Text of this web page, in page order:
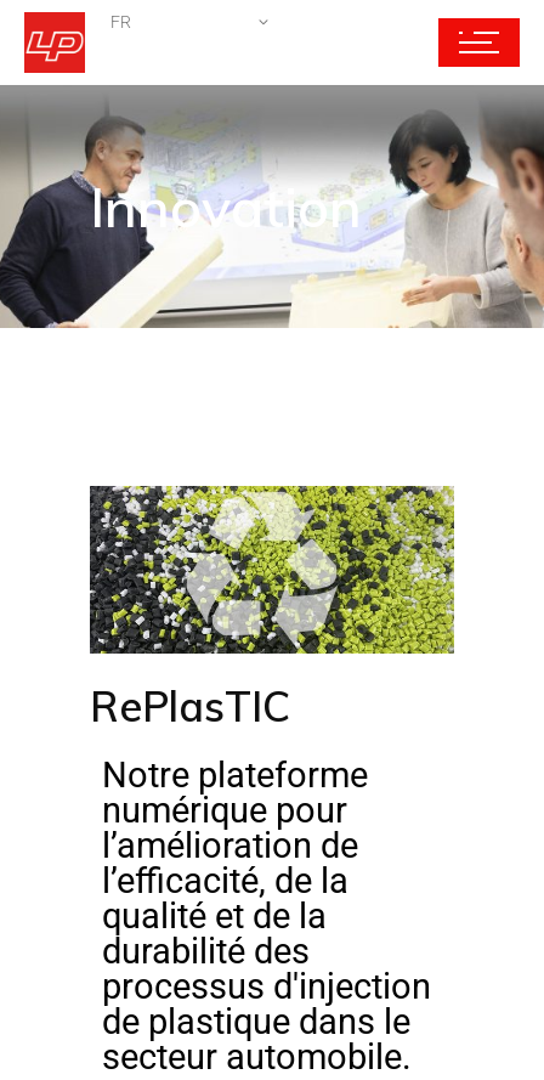
FR
Innovation
RePlasTIC
Notre plateforme
numérique pour
l’amélioration de
l’efficacité, de la
qualité et de la
durabilité des
processus d'injection
de plastique dans le
secteur automobile.